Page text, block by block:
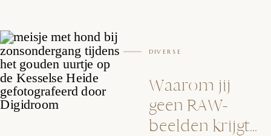
Waarom jij
geen RAW-
beelden krijgt…
DIVERSE